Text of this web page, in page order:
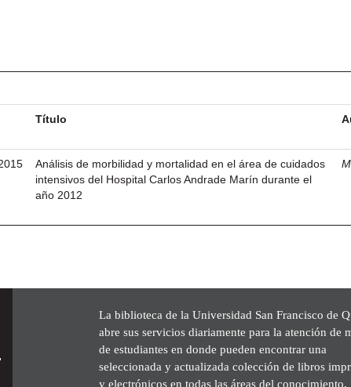
Título
Análisis de morbilidad y mortalidad en el área de cuidados
intensivos del Hospital Carlos Andrade Marín durante el
año 2012
La biblioteca de la Universidad San Francisco de
abre sus servicios diariamente para la atención de
de estudiantes en donde pueden encontrar una
seleccionada y actualizada colección de libros
y electrónicos en todas las áreas del conocimiento,